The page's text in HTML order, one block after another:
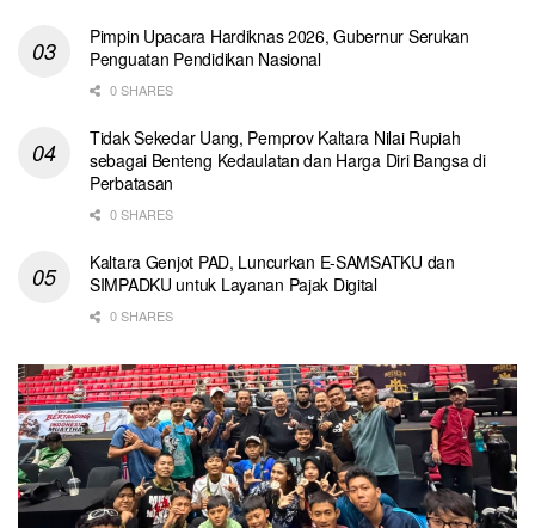
Pimpin Upacara Hardiknas 2026, Gubernur Serukan
Penguatan Pendidikan Nasional
0 SHARES
Tidak Sekedar Uang, Pemprov Kaltara Nilai Rupiah
sebagai Benteng Kedaulatan dan Harga Diri Bangsa di
Perbatasan
0 SHARES
Kaltara Genjot PAD, Luncurkan E-SAMSATKU dan
SIMPADKU untuk Layanan Pajak Digital
0 SHARES